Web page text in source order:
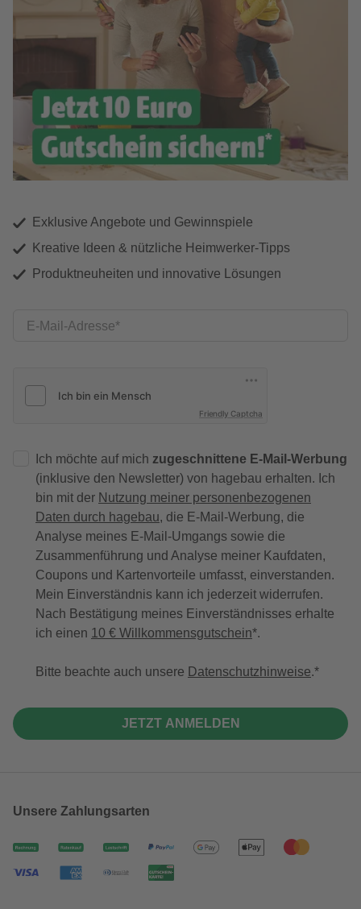
Exklusive Angebote und Gewinnspiele
Kreative Ideen & nützliche Heimwerker-Tipps
Produktneuheiten und innovative Lösungen
E-Mail-Adresse
Friendly Captcha
Ich möchte auf mich zugeschnittene E-Mail-Werbung
(inklusive den Newsletter) von hagebau erhalten. Ich
bin mit der Nutzung meiner personenbezogenen
Daten durch hagebau, die E-Mail-Werbung, die
Analyse meines E-Mail-Umgangs sowie die
Zusammenführung und Analyse meiner Kaufdaten,
Coupons und Kartenvorteile umfasst, einverstanden.
Mein Einverständnis kann ich jederzeit widerrufen.
Nach Bestätigung meines Einverständnisses erhalte
ich einen 10 € Willkommensgutschein*.
Bitte beachte auch unsere Datenschutzhinweise.
JETZT ANMELDEN
Unsere Zahlungsarten